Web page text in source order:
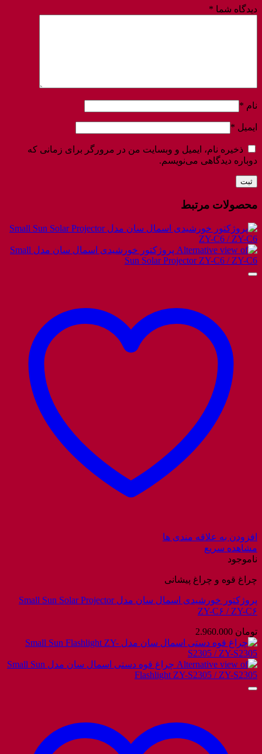
دیدگاه شما *
نام *
ایمیل *
ذخیره نام، ایمیل و وبسایت من در مرورگر برای زمانی که
دوباره دیدگاهی می‌نویسم.
محصولات مرتبط
افزودن به علاقه مندی ها
مشاهده سریع
ناموجود
چراغ قوه و چراغ پیشانی
پروژکتور خورشیدی اسمال سان مدل Small Sun Solar Projector
ZY-C۶ / ZY-C۶
تومان